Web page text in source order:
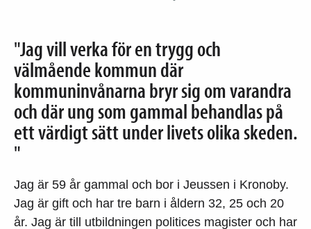
"Jag vill verka för en trygg och
välmående kommun där
kommuninvånarna bryr sig om varandra
och där ung som gammal behandlas på
ett värdigt sätt under livets olika skeden.
"
Jag är 59 år gammal och bor i Jeussen i Kronoby.
Jag är gift och har tre barn i åldern 32, 25 och 20
år. Jag är till utbildningen politices magister och har